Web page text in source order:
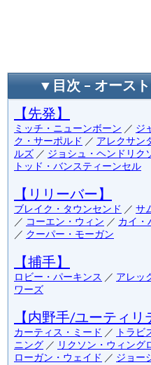
▼目次 – オース
【先発】
ミッチ・ニューンボーン ／ ジ
ク・サーポルド ／ アレクサン
ルズ ／ ジョシュ・ヘンドリク
トッド・バンスティーンセル
【リリーバー】
ブレイク・タウンセンド ／ サ
／ コーエン・ウィン ／ カイ・
／ クーパー・モーガン
【捕手】
ロビー・パーキンス ／ アレッ
ワーズ
【内野手/ユーティリ
カーティス・ミード ／ トラビ
ニング ／ リクソン・ウィング
ローガン・ウェイド ／ ジョー